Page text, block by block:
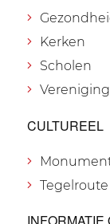
Kerken
Scholen
CULTUREEL
Tegelroute